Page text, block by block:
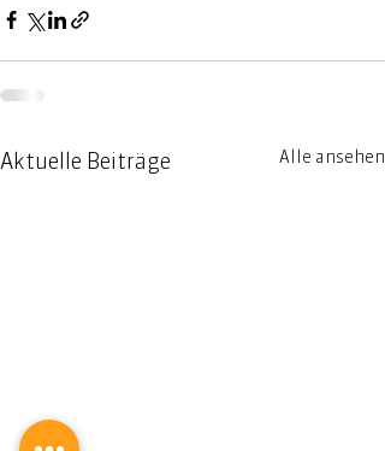
Aktuelle Beiträge Alle ansehen